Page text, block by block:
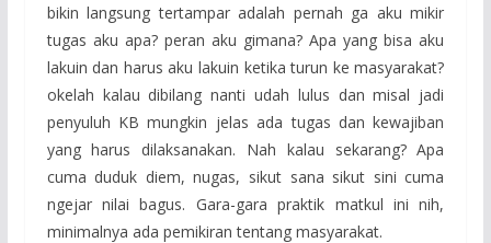
bikin langsung tertampar adalah pernah ga aku mikir
tugas aku apa? peran aku gimana? Apa yang bisa aku
lakuin dan harus aku lakuin ketika turun ke masyarakat?
okelah kalau dibilang nanti udah lulus dan misal jadi
penyuluh KB mungkin jelas ada tugas dan kewajiban
yang harus dilaksanakan. Nah kalau sekarang? Apa
cuma duduk diem, nugas, sikut sana sikut sini cuma
ngejar nilai bagus. Gara-gara praktik matkul ini nih,
minimalnya ada pemikiran tentang masyarakat.